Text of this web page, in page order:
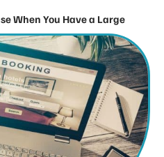
When You Have a Large